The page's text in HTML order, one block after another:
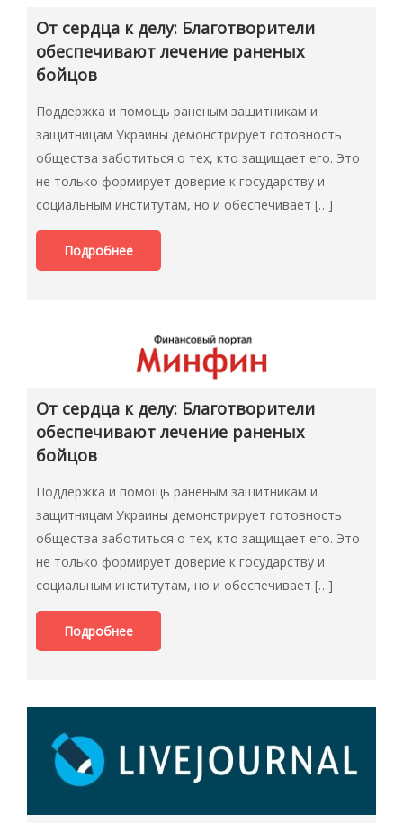
От сердца к делу: Благотворители
обеспечивают лечение раненых
бойцов
Поддержка и помощь раненым защитникам и
защитницам Украины демонстрирует готовность
общества заботиться о тех, кто защищает его. Это
не только формирует доверие к государству и
социальным институтам, но и обеспечивает […]
Подробнее
От сердца к делу: Благотворители
обеспечивают лечение раненых
бойцов
Поддержка и помощь раненым защитникам и
защитницам Украины демонстрирует готовность
общества заботиться о тех, кто защищает его. Это
не только формирует доверие к государству и
социальным институтам, но и обеспечивает […]
Подробнее